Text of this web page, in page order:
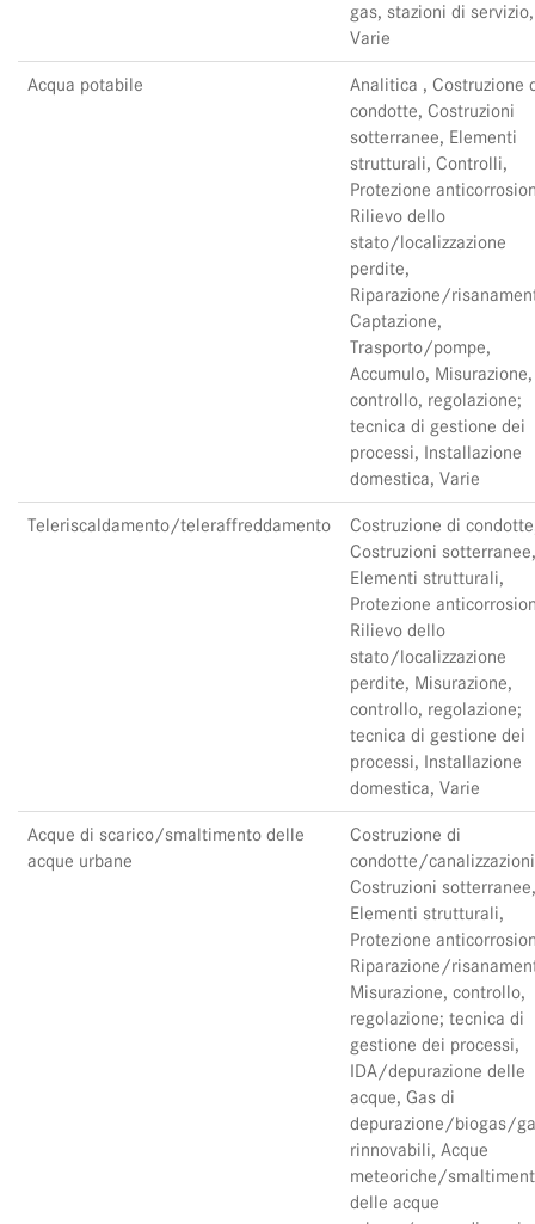
gas, stazioni di servizio,
Varie
Acqua potabile
Analitica , Costruzione
condotte, Costruzioni
sotterranee, Elementi
strutturali, Controlli,
Protezione
Rilievo dello
stato/localizzazione
perdite,
Riparazione/
Captazione,
Trasporto/pompe,
Accumulo, Misurazione,
controllo, regolazione;
tecnica di gestione dei
processi, Installazione
domestica, Varie
Teleriscaldamento/teleraffreddamento
Costruzione di
Costruzioni sotterranee,
Elementi strutturali,
Protezione
Rilievo dello
stato/localizzazione
perdite, Misurazione,
controllo, regolazione;
tecnica di gestione dei
processi, Installazione
domestica, Varie
Acque di scarico/smaltimento delle
acque urbane
Costruzione di
condotte/
Costruzioni sotterranee,
Elementi strutturali,
Protezione
Riparazione/
Misurazione, controllo,
regolazione; tecnica di
gestione dei processi,
IDA/depurazione delle
acque, Gas di
depurazione/biogas/
rinnovabili, Acque
meteoriche/
delle acque